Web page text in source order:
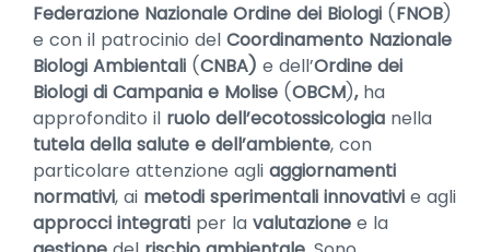
Federazione Nazionale Ordine dei Biologi (FNOB)
e con il patrocinio del Coordinamento Nazionale
Biologi Ambientali (CNBA) e dell’Ordine dei
Biologi di Campania e Molise (OBCM), ha
approfondito il ruolo dell’ecotossicologia nella
tutela della salute e dell’ambiente, con
particolare attenzione agli aggiornamenti
normativi, ai metodi sperimentali innovativi e agli
approcci integrati per la valutazione e la